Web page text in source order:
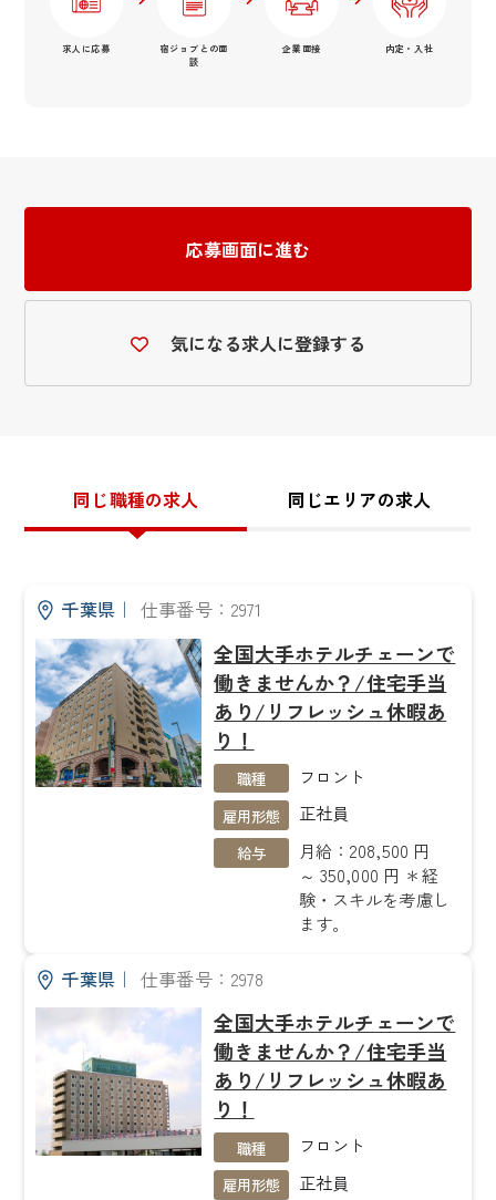
求人に応募
宿ジョブとの面
談
企業面接 内定・入社
応募画面に進む
気になる求人に登録する
同じ職種の求人 同じエリアの求人
千葉県｜ 仕事番号：2971
全国大手ホテルチェーンで
働きませんか？/住宅手当
あり/リフレッシュ休暇あ
り！
職種 フロント
雇用形態 正社員
給与
月給：208,500 円
～ 350,000 円 ＊経
験・スキルを考慮し
ます。
千葉県｜ 仕事番号：2978
全国大手ホテルチェーンで
働きませんか？/住宅手当
あり/リフレッシュ休暇あ
り！
職種 フロント
雇用形態 正社員